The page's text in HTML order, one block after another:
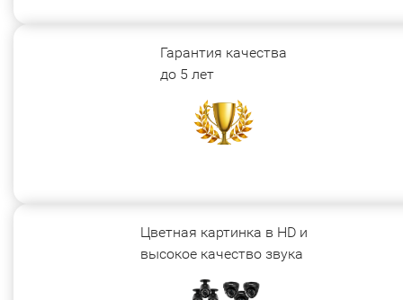
Гарантия качества
до 5 лет
Цветная картинка в HD и
высокое качество звука